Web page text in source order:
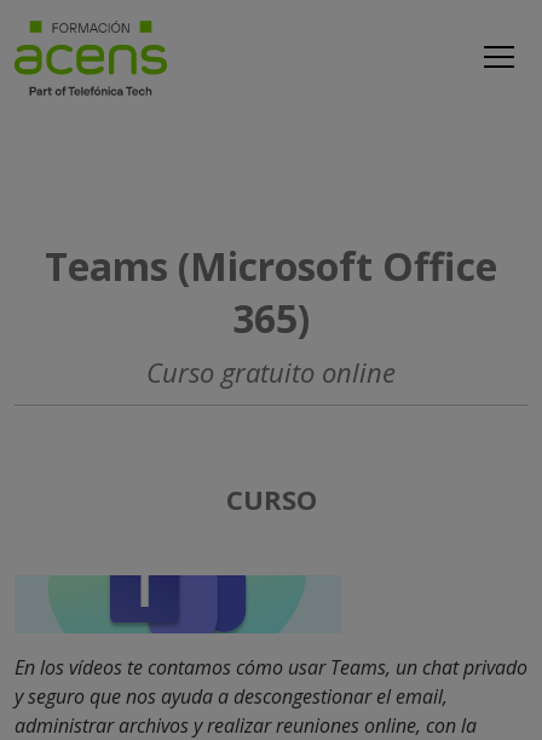
Teams (Microsoft Office
365)
Curso gratuito online
CURSO
En los vídeos te contamos cómo usar Teams, un chat privado
y seguro que nos ayuda a descongestionar el email,
administrar archivos y realizar reuniones online, con la